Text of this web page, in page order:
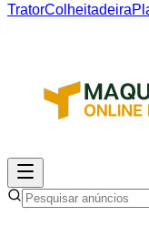
TratorColheitadeira